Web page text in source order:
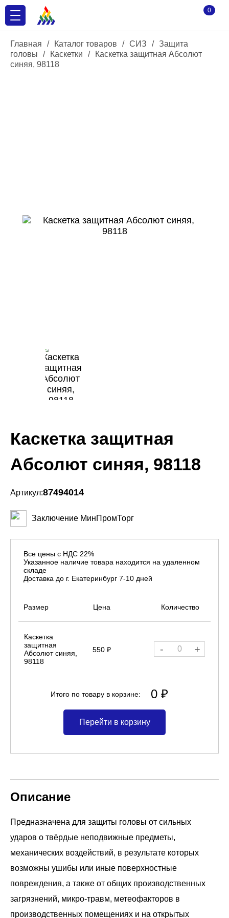
0
Главная / Каталог товаров / СИЗ / Защита
головы
/ Каскетки /
Каскетка защитная Абсолют
синяя, 98118
Каскетка защитная
Абсолют синяя, 98118
Артикул:87494014
Заключение МинПромТорг
Все цены с НДС 22%
Указанное наличие товара находится на удаленном
складе
Доставка до г. Екатеринбург 7-10 дней
Размер Цена Количество
Каскетка
защитная
Абсолют синяя,
98118
550 ₽ - +
Итого по товару в корзине: 0 ₽
Перейти в корзину
Описание
Предназначена для защиты головы от сильных
ударов о твёрдые неподвижные предметы,
механических воздействий, в результате которых
возможны ушибы или иные поверхностные
повреждения, а также от общих производственных
загрязнений, микро-травм, метеофакторов в
производственных помещениях и на открытых